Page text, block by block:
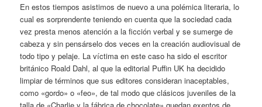
En estos tiempos asistimos de nuevo a una polémica literaria, lo
cual es sorprendente teniendo en cuenta que la sociedad cada
vez presta menos atención a la ficción verbal y se sumerge de
cabeza y sin pensárselo dos veces en la creación audiovisual de
todo tipo y pelaje. La víctima en este caso ha sido el escritor
británico Roald Dahl, al que la editorial Puffin UK ha decidido
limpiar de términos que sus editores consideran inaceptables,
como «gordo» o «feo», de tal modo que clásicos juveniles de la